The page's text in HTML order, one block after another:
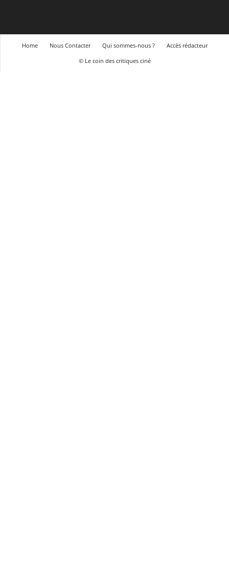
Home Nous Contacter Qui sommes-nous ?
Accès rédacteur
© Le coin des critiques ciné